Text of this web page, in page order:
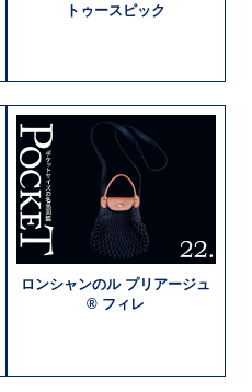
トゥースピック
ロンシャンのル プリアージュ
® フィレ